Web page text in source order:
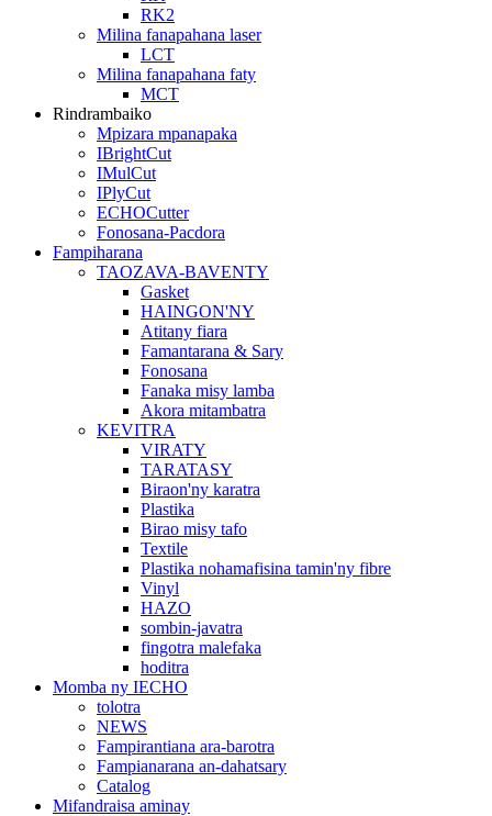
RK2
Milina fanapahana laser
LCT
Milina fanapahana faty
MCT
Rindrambaiko
Mpizara mpanapaka
IBrightCut
IMulCut
IPlyCut
ECHOCutter
Fonosana-Pacdora
Fampiharana
TAOZAVA-BAVENTY
Gasket
HAINGON'NY
Atitany fiara
Famantarana & Sary
Fonosana
Fanaka misy lamba
Akora mitambatra
KEVITRA
VIRATY
TARATASY
Biraon'ny karatra
Plastika
Birao misy tafo
Textile
Plastika nohamafisina tamin'ny fibre
Vinyl
HAZO
sombin-javatra
fingotra malefaka
hoditra
Momba ny IECHO
tolotra
NEWS
Fampirantiana ara-barotra
Fampianarana an-dahatsary
Catalog
Mifandraisa aminay